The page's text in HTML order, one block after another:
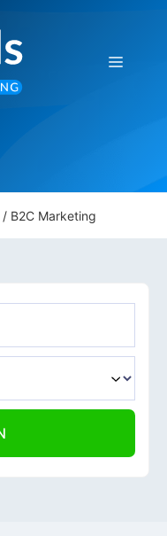
Menu
/ B2C Marketing